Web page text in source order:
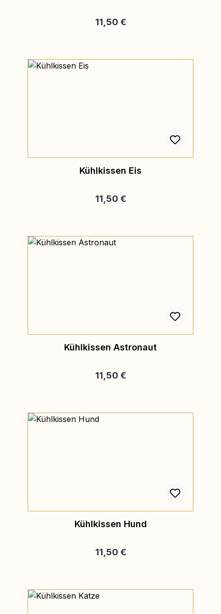
Regulärer Preis:
11,50 €
Kühlkissen Eis
Regulärer Preis:
11,50 €
Kühlkissen Astronaut
Regulärer Preis:
11,50 €
Kühlkissen Hund
Regulärer Preis:
11,50 €